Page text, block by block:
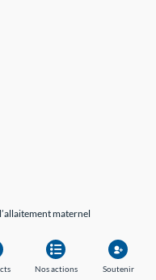
maternel
Nos actions Soutenir